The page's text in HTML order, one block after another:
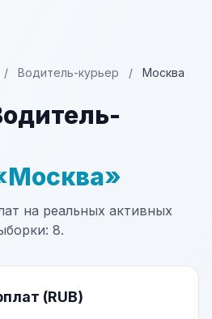
/ Водитель-курьер / Москва
на реальных активных
8.
(RUB)